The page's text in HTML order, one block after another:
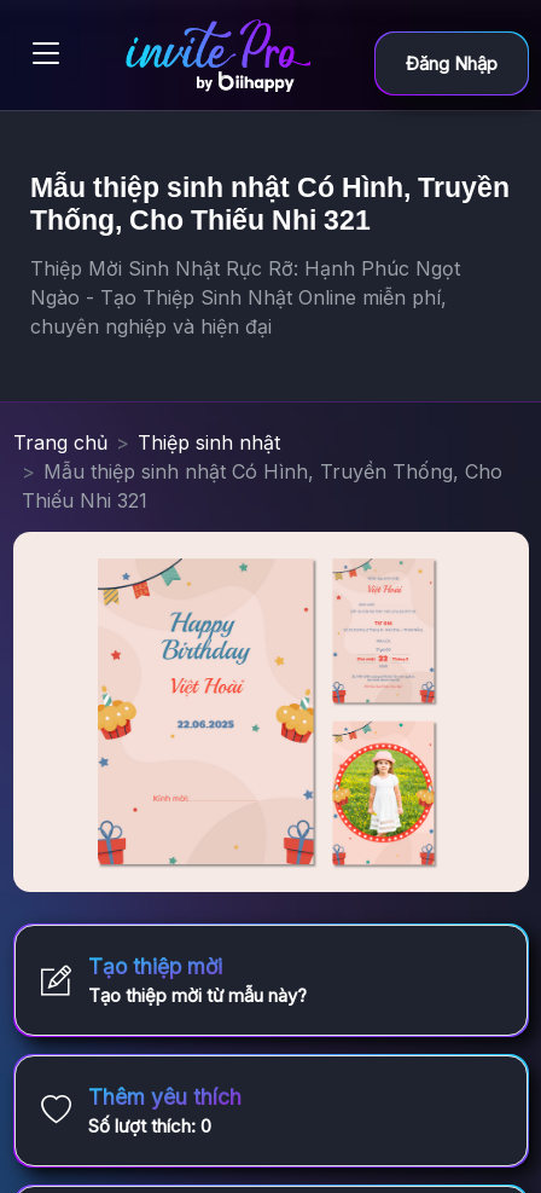
Đăng Nhập
Mẫu thiệp sinh nhật Có Hình, Truyền
Thống, Cho Thiếu Nhi 321
Thiệp Mời Sinh Nhật Rực Rỡ: Hạnh Phúc Ngọt
Ngào - Tạo Thiệp Sinh Nhật Online miễn phí,
chuyên nghiệp và hiện đại
Trang chủ
Thiệp sinh nhật
Mẫu thiệp sinh nhật Có Hình, Truyền Thống, Cho
Thiếu Nhi 321
Tạo thiệp mời
Tạo thiệp mời từ mẫu này?
Thêm yêu thích
Số lượt thích: 0